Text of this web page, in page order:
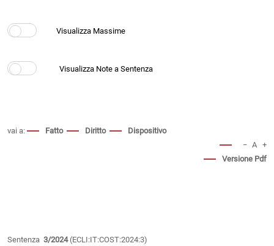
vai a: Fatto Diritto
Dispositivo
− A +
Versione Pdf
Sentenza 3/2024(ECLI:IT:COST:2024:3)